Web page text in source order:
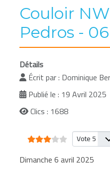
Couloir
Pedros -
Détails
Écrit par : Dominique
Publié le : 19 Avril 2025
Clics : 1688
Vote utilisateur:3/5
Veuillez
Dimanche 6 avril 2025